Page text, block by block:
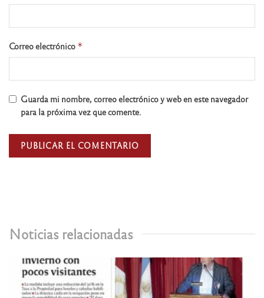
Noticias relacionadas
Correo electrónico *
Guarda mi nombre, correo electrónico y web en este navegador
para la próxima vez que comente.